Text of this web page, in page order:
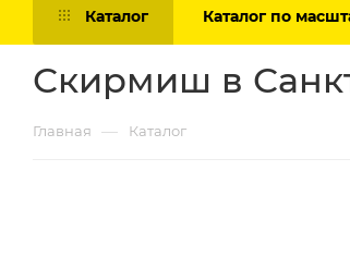
Каталог Каталог по
Скирмиш в
Главная — Каталог